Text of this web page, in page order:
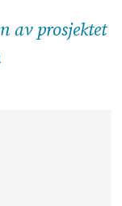
av prosjektet